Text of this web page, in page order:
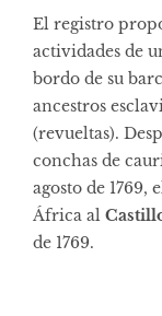
El registro
actividades de
bordo de su
ancestros
(revueltas).
conchas de
agosto de 1769,
África al
de 1769.